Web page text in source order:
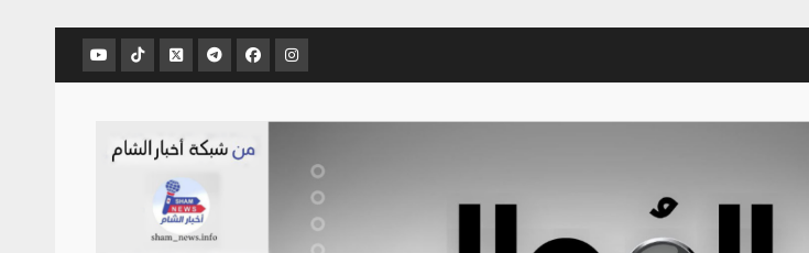
عنصر
القائمة
عنصر
القائمة
عنصر
القائمة
عنصر
القائمة
عنصر
القائمة
عنصر
القائمة